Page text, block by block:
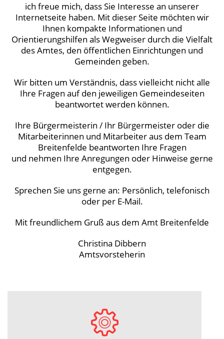
ich freue mich, dass Sie Interesse an unserer
Internetseite haben. Mit dieser Seite möchten wir
Ihnen kompakte Informationen und
Orientierungshilfen als Wegweiser durch die Vielfalt
des Amtes, den öffentlichen Einrichtungen und
Gemeinden geben.
Wir bitten um Verständnis, dass vielleicht nicht alle
Ihre Fragen auf den jeweiligen Gemeindeseiten
beantwortet werden können.
Ihre Bürgermeisterin / Ihr Bürgermeister oder die
Mitarbeiterinnen und Mitarbeiter aus dem Team
Breitenfelde beantworten Ihre Fragen
und nehmen Ihre Anregungen oder Hinweise gerne
entgegen.
Sprechen Sie uns gerne an: Persönlich, telefonisch
oder per E-Mail.
Mit freundlichem Gruß aus dem Amt Breitenfelde
Christina Dibbern
Amtsvorsteherin